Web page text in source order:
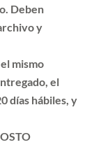
Deben
y
mismo
el
días hábiles, y